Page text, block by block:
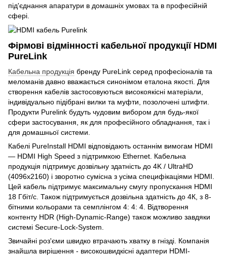
під'єднання апаратури в домашніх умовах та в професійній
сфері.
Фірмові відмінності кабельної продукції HDMI
PureLink
Кабельна продукція бренду PureLink серед професіоналів та
меломанів давно вважається синонімом еталона якості. Для
створення кабелів застосовуються високоякісні матеріали,
індивідуально підібрані вилки та муфти, позолочені штифти.
Продукти Purelink будуть чудовим вибором для будь-якої
сфери застосування, як для професійного обладнання, так і
для домашньої системи.
Кабелі PureInstall HDMI відповідають останнім вимогам HDMI
— HDMI High Speed з підтримкою Ethernet. Кабельна
продукція підтримує дозвільну здатність до 4K / UltraHD
(4096x2160) і зворотно сумісна з усіма специфікаціями HDMI.
Цей кабель підтримує максимальну смугу пропускання HDMI
18 Гбіт/с. Також підтримується дозвільна здатність до 4К, з 8-
бітними кольорами та семплінгом 4: 4: 4. Відтворення
контенту HDR (High-Dynamic-Range) також можливо завдяки
системі Secure-Lock-System.
Звичайні роз'єми швидко втрачають хватку в гнізді. Компанія
знайшла вирішення - високошвидкісні адаптери HDMI-